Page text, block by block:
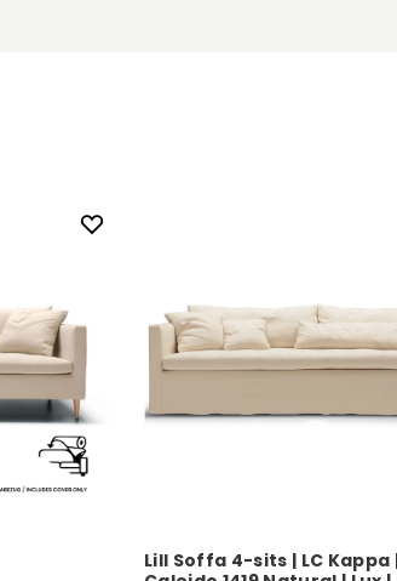
Lill Soffa 4-sits | LC Kappa